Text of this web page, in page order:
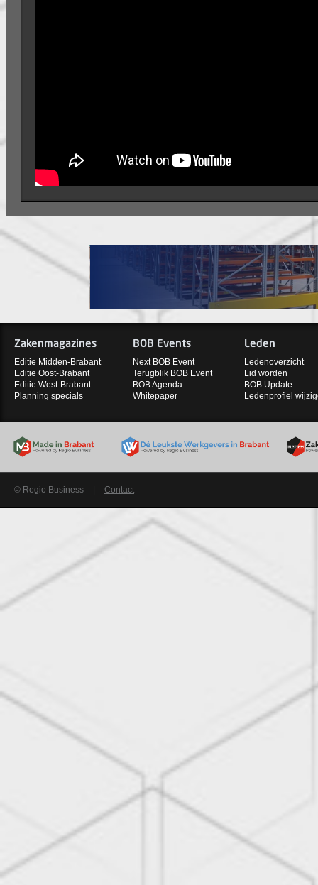
Zakenmagazines
Editie Midden-Brabant
Editie Oost-Brabant
Editie West-Brabant
Planning specials
BOB Events
Next BOB Event
Terugblik BOB Event
BOB Agenda
Whitepaper
Leden
Ledenoverzicht
Lid worden
BOB Update
Ledenprofiel
© Regio Business Contact